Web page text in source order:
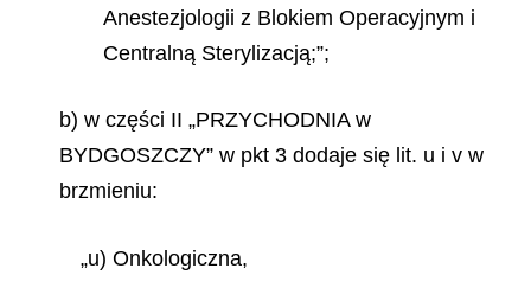
Anestezjologii z Blokiem Operacyjnym i
Centralną Sterylizacją;”;
b) w części II „PRZYCHODNIA w
BYDGOSZCZY” w pkt 3 dodaje się lit. u i v w
brzmieniu:
„u) Onkologiczna,